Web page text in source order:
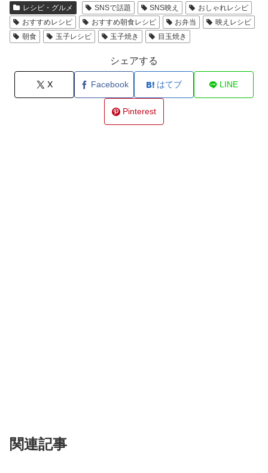
レシピ・グルメ SNSで話題 SNS映え
おしゃれレシピ
おすすめレシピ
おすすめ朝食レシピ お弁当
映えレシピ
朝食
玉子レシピ 玉子焼き 目玉焼き
シェアする
X Facebook はてブ LINE
Pinterest
関連記事